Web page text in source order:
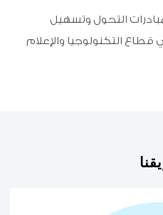
التحول وتسهيل
قطاع التكنولوجيا والإعلام